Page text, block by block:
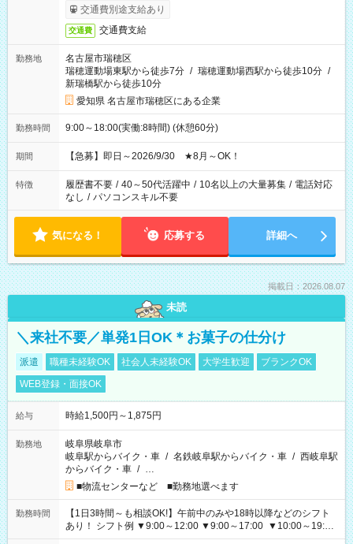
交通費別途支給あり
交通費 交通費支給
勤務地
名古屋市瑞穂区
瑞穂運動場東駅から徒歩7分 / 瑞穂運動場西駅から徒歩10分 /
新瑞橋駅から徒歩10分
愛知県 名古屋市瑞穂区にある企業
勤務時間 9:00～18:00(実働:8時間) (休憩60分)
期間 【急募】即日～2026/9/30 ★8月～OK！
特徴 履歴書不要 / 40～50代活躍中 / 10名以上の大量募集 / 電話対応
なし / パソコンスキル不要
気になる！ 応募する 詳細へ
掲載日：2026.08.07
未読
＼来社不要／単発1日OK＊お菓子の仕分け
派遣 職種未経験OK 社会人未経験OK 大学生歓迎
ブランクOK
WEB登録・面接OK
給与 時給1,500円～1,875円
勤務地
岐阜県岐阜市
岐阜駅からバイク・車 / 名鉄岐阜駅からバイク・車 / 西岐阜駅
からバイク・車 / …
■物流センターなど ■勤務地選べます
勤務時間
【1日3時間～も相談OK!】午前中のみや18時以降などのシフト
あり！ シフト例 ▼9:00～12:00 ▼9:00～17:00 ▼10:00～19:00
▼18:00～21:00